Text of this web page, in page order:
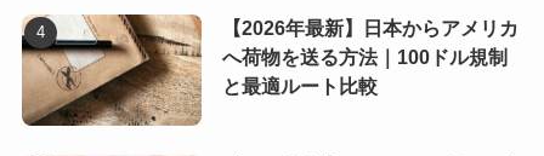
【2026年最新】日本からアメリカ
へ荷物を送る方法｜100ドル規制
と最適ルート比較